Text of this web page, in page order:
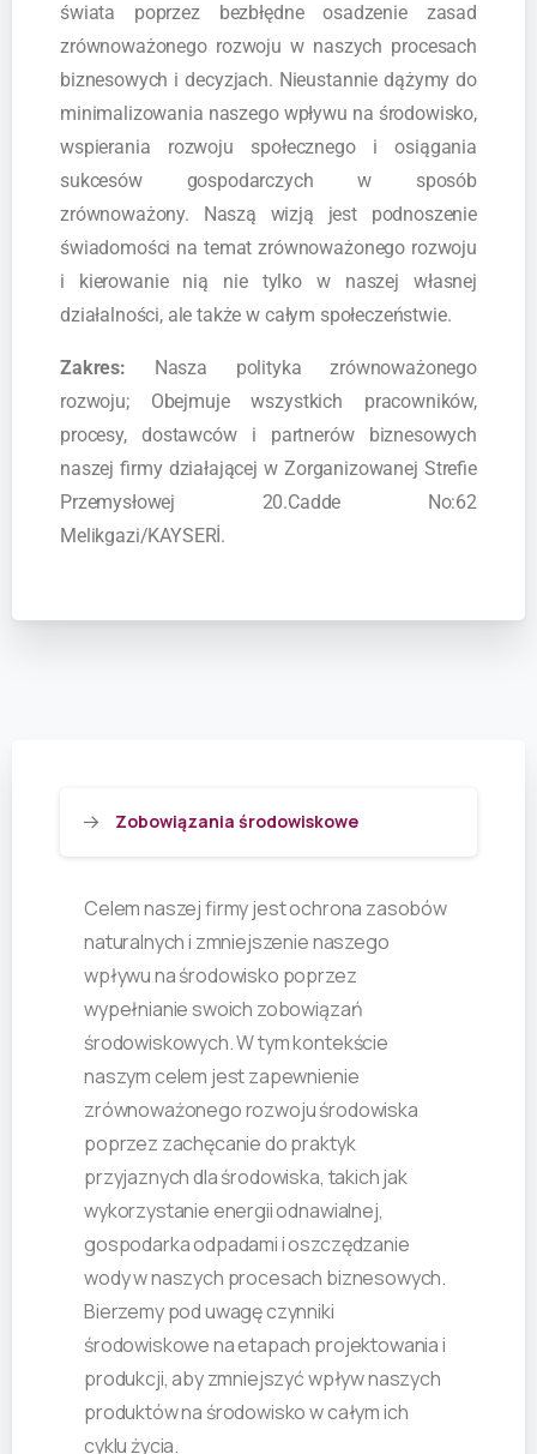
świata poprzez bezbłędne osadzenie zasad
zrównoważonego rozwoju w naszych procesach
biznesowych i decyzjach. Nieustannie dążymy do
minimalizowania naszego wpływu na środowisko,
wspierania rozwoju społecznego i osiągania
sukcesów gospodarczych w sposób
zrównoważony. Naszą wizją jest podnoszenie
świadomości na temat zrównoważonego rozwoju
i kierowanie nią nie tylko w naszej własnej
działalności, ale także w całym społeczeństwie.
Zakres:
Nasza polityka zrównoważonego
rozwoju; Obejmuje wszystkich pracowników,
procesy, dostawców i partnerów biznesowych
naszej firmy działającej w Zorganizowanej Strefie
Przemysłowej 20.Cadde No:62
Melikgazi/KAYSERİ.
Zobowiązania środowiskowe
Celem naszej firmy jest ochrona zasobów
naturalnych i zmniejszenie naszego
wpływu na środowisko poprzez
wypełnianie swoich zobowiązań
środowiskowych. W tym kontekście
naszym celem jest zapewnienie
zrównoważonego rozwoju środowiska
poprzez zachęcanie do praktyk
przyjaznych dla środowiska, takich jak
wykorzystanie energii odnawialnej,
gospodarka odpadami i oszczędzanie
wody w naszych procesach biznesowych.
Bierzemy pod uwagę czynniki
środowiskowe na etapach projektowania i
produkcji, aby zmniejszyć wpływ naszych
produktów na środowisko w całym ich
cyklu życia.